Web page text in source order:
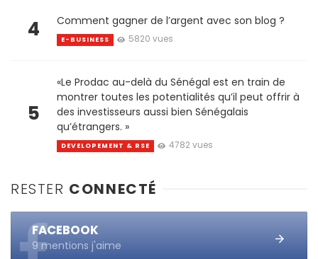
4 Comment gagner de l’argent avec son blog ?
E-BUSINESS 5820 vues
5
«Le Prodac au-delà du Sénégal est en train de
montrer toutes les potentialités qu’il peut offrir à
des investisseurs aussi bien Sénégalais
qu’étrangers. »
DEVELOPEMENT & RSE 4782 vues
RESTER CONNECTÉ
FACEBOOK
9 mentions j'aime